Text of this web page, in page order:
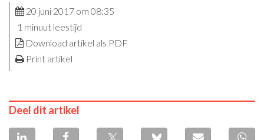
20 juni 2017 om 08:35
1 minuut leestijd
Download artikel als PDF
Print artikel
Deel dit artikel